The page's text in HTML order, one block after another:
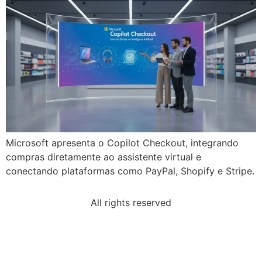
Microsoft apresenta o Copilot Checkout, integrando
compras diretamente ao assistente virtual e
conectando plataformas como PayPal, Shopify e Stripe.
All rights reserved